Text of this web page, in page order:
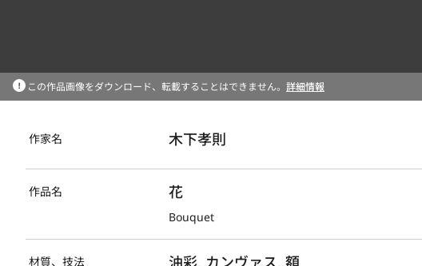
この作品画像をダウンロード、転載することはできません。 詳細情報
作家名 木下孝則
作品名 花
Bouquet
材質、技法 油彩, カンヴァス, 額